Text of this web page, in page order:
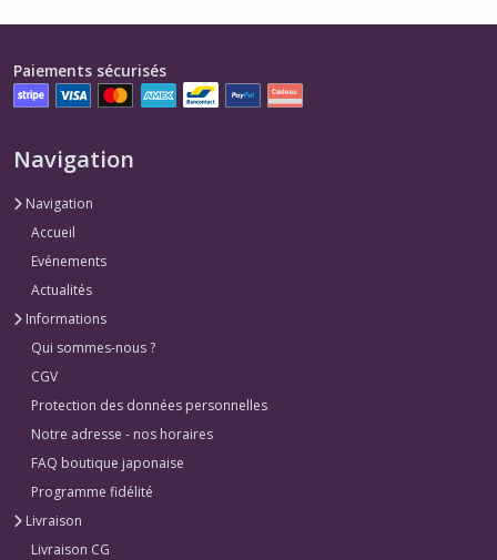
Paiements sécurisés
Navigation
Navigation
Accueil
Evénements
Actualités
Informations
Qui sommes-nous ?
CGV
Protection des données personnelles
Notre adresse - nos horaires
FAQ boutique japonaise
Programme fidélité
Livraison
Livraison CG